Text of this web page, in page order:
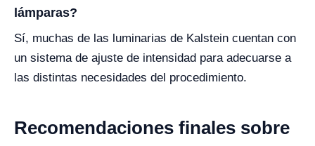
lámparas?
Sí, muchas de las luminarias de Kalstein cuentan con
un sistema de ajuste de intensidad para adecuarse a
las distintas necesidades del procedimiento.
Recomendaciones finales sobre